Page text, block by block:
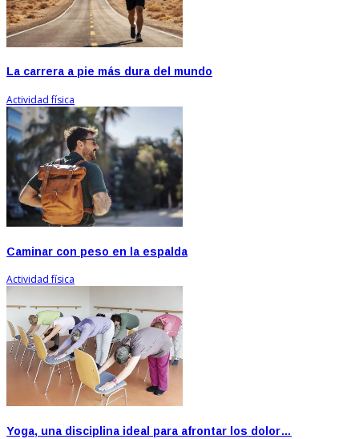
La carrera a pie más dura del mundo
Actividad física
Caminar con peso en la espalda
Actividad física
Yoga, una disciplina ideal para afrontar los dolor…